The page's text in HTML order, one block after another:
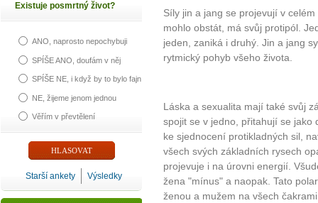
Existuje posmrtný život?
ANO, naprosto nepochybuji
SPÍŠE ANO, doufám v něj
SPÍŠE NE, i když by to bylo fajn
NE, žijeme jenom jednou
Věřím v převtělení
Starší ankety Výsledky
Síly jin a jang se projevují v
mohlo obstát, má svůj protipól.
jeden, zaniká i druhý. Jin a jang
rytmický pohyb všeho života.
Láska a sexualita mají také svůj
spojit se v jedno, přitahují se jako
ke sjednocení protikladných sil,
všech svých základních rysech
projevuje i na úrovni energií.
žena "mínus" a naopak. Tato
ženou a mužem na všech